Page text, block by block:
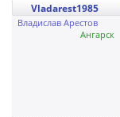
Vladarest1985
Владислав Арестов
Ангарск